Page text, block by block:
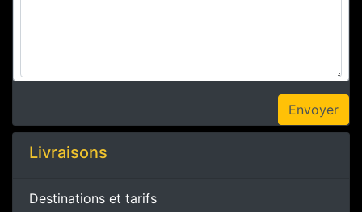
Livraisons
Destinations et tarifs